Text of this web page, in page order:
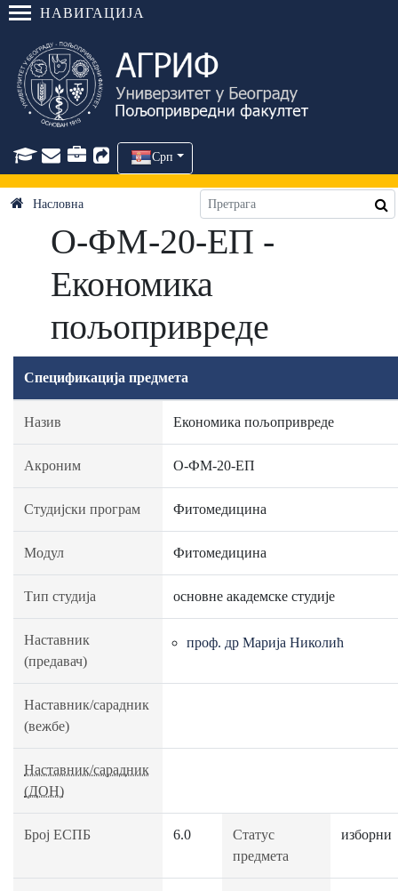
НАВИГАЦИЈА
Срп
Насловна
О-ФМ-20-ЕП -
Економика
пољопривреде
Спецификација предмета
Назив Економика пољопривреде
Акроним О-ФМ-20-ЕП
Студијски програм Фитомедицина
Модул Фитомедицина
Тип студија основне академске студије
Наставник
(предавач)
проф. др Марија Николић
Наставник/сарадник
(вежбе)
Наставник/сарадник
(ДОН)
Број ЕСПБ 6.0
Статус
предмета
изборни